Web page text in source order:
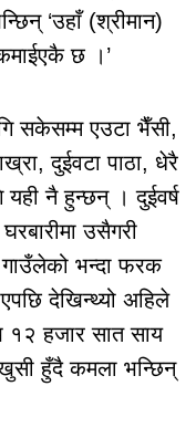
‘उहाँ (श्रीमान)
छ ।’
सकेसम्म एउटा भैँसी,
दुईवटा पाठा, धेरै
यही नै हुन्छन् । दुईवर्ष
उसैगरी
गाउँलेको भन्दा फरक
देखिन्थ्यो अहिले
१२ हजार सात साय
हुँदै कमला भन्छिन्